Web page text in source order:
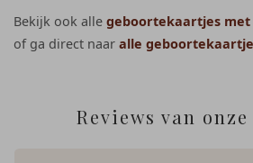
Bekijk ook alle geboortekaartjes
of ga direct naar alle
Reviews van